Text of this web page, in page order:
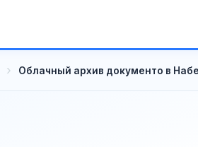
Облачный архив документо в